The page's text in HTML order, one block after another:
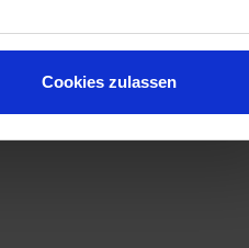
Cookies zulassen